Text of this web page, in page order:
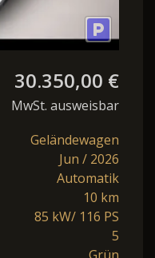
30.350,00 €
MwSt. ausweisbar
Geländewagen
Jun / 2026
Automatik
10 km
85 kW/ 116 PS
5